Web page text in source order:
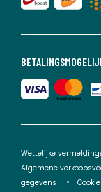
Wettelijke
Algemene
gegevens